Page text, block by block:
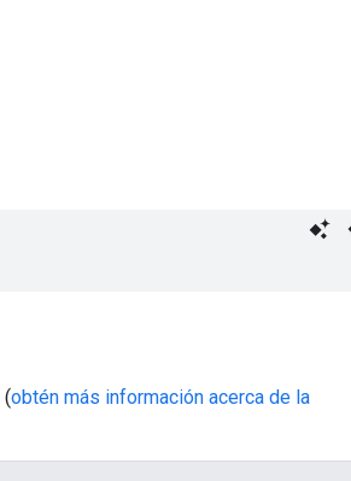
(obtén más información acerca de la